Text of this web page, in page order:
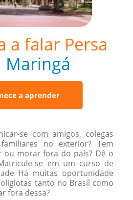
a falar Persa
Maringá
a aprender
se com amigos, colegas
no exterior? Tem
ou morar fora do país? Dê o
se em um curso de
Há muitas oportunidade
tanto no Brasil como
fora dessa?